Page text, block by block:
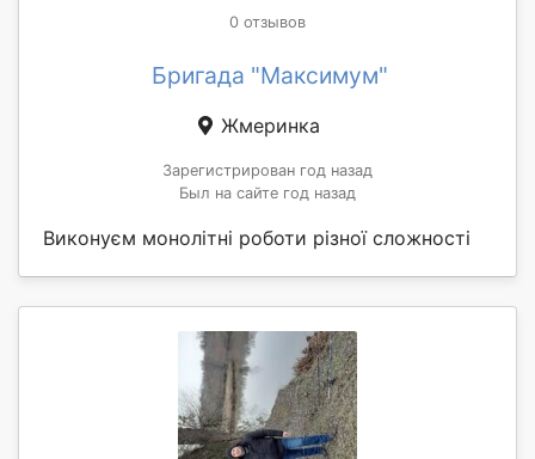
0 отзывов
Бригада "Максимум"
Жмеринка
Зарегистрирован год назад
Был на сайте год назад
Виконуєм монолітні роботи різної сложності